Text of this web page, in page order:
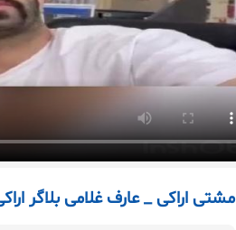
مشتی اراکی _ عارف غلامی بلاگر